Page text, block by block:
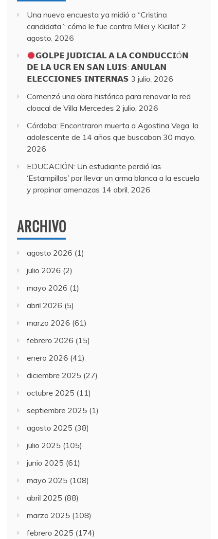
Una nueva encuesta ya midió a “Cristina
candidata”: cómo le fue contra Milei y Kicillof 2
agosto, 2026
𝗚𝗢𝗟𝗣𝗘 𝗝𝗨𝗗𝗜𝗖𝗜𝗔𝗟 𝗔 𝗟𝗔 𝗖𝗢𝗡𝗗𝗨𝗖𝗖𝗜Ó𝗡
𝗗𝗘 𝗟𝗔 𝗨𝗖𝗥 𝗘𝗡 𝗦𝗔𝗡 𝗟𝗨𝗜𝗦: 𝗔𝗡𝗨𝗟𝗔𝗡
𝗘𝗟𝗘𝗖𝗖𝗜𝗢𝗡𝗘𝗦 𝗜𝗡𝗧𝗘𝗥𝗡𝗔𝗦 3 julio, 2026
Comenzó una obra histórica para renovar la red
cloacal de Villa Mercedes 2 julio, 2026
Córdoba: Encontraron muerta a Agostina Vega, la
adolescente de 14 años que buscaban 30 mayo,
2026
EDUCACIÓN: Un estudiante perdió las
‘Estampillas’ por llevar un arma blanca a la escuela
y propinar amenazas 14 abril, 2026
ARCHIVO
agosto 2026 (1)
julio 2026 (2)
mayo 2026 (1)
abril 2026 (5)
marzo 2026 (61)
febrero 2026 (15)
enero 2026 (41)
diciembre 2025 (27)
octubre 2025 (11)
septiembre 2025 (1)
agosto 2025 (38)
julio 2025 (105)
junio 2025 (61)
mayo 2025 (108)
abril 2025 (88)
marzo 2025 (108)
febrero 2025 (174)